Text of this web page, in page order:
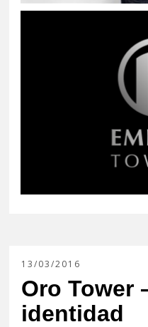
13/03/2016
Oro Tower
identidad